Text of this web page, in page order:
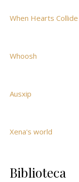
When Hearts Collide
Whoosh
Ausxip
Xena's world
Biblioteca